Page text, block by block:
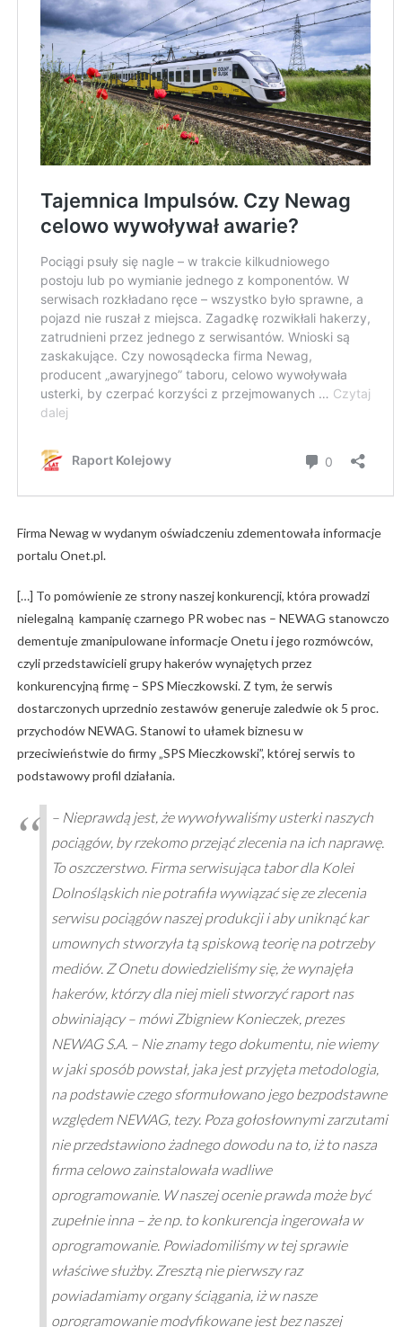
Firma Newag w wydanym oświadczeniu zdementowała informacje
portalu Onet.pl.
[…] To pomówienie ze strony naszej konkurencji, która prowadzi
nielegalną kampanię czarnego PR wobec nas – NEWAG stanowczo
dementuje zmanipulowane informacje Onetu i jego rozmówców,
czyli przedstawicieli grupy hakerów wynajętych przez
konkurencyjną firmę – SPS Mieczkowski. Z tym, że serwis
dostarczonych uprzednio zestawów generuje zaledwie ok 5 proc.
przychodów NEWAG. Stanowi to ułamek biznesu w
przeciwieństwie do firmy „SPS Mieczkowski”, której serwis to
podstawowy profil działania.
– Nieprawdą jest, że wywoływaliśmy usterki naszych
pociągów, by rzekomo przejąć zlecenia na ich naprawę.
To oszczerstwo. Firma serwisująca tabor dla Kolei
Dolnośląskich nie potrafiła wywiązać się ze zlecenia
serwisu pociągów naszej produkcji i aby uniknąć kar
umownych stworzyła tą spiskową teorię na potrzeby
mediów. Z Onetu dowiedzieliśmy się, że wynajęła
hakerów, którzy dla niej mieli stworzyć raport nas
obwiniający – mówi Zbigniew Konieczek, prezes
NEWAG S.A. – Nie znamy tego dokumentu, nie wiemy
w jaki sposób powstał, jaka jest przyjęta metodologia,
na podstawie czego sformułowano jego bezpodstawne
względem NEWAG, tezy. Poza gołosłownymi zarzutami
nie przedstawiono żadnego dowodu na to, iż to nasza
firma celowo zainstalowała wadliwe
oprogramowanie. W naszej ocenie prawda może być
zupełnie inna – że np. to konkurencja ingerowała w
oprogramowanie. Powiadomiliśmy w tej sprawie
właściwe służby. Zresztą nie pierwszy raz
powiadamiamy organy ściągania, iż w nasze
oprogramowanie modyfikowane jest bez naszej